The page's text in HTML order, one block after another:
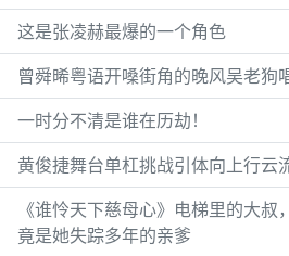
这是张凌赫最爆的一个角色
曾舜晞粤语开嗓街角的晚风吴老狗
一时分不清是谁在历劫！
黄俊捷舞台单杠挑战引体向上行云
《谁怜天下慈母心》电梯里的大叔
竟是她失踪多年的亲爹